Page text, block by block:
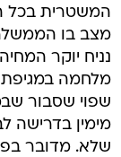
המשטרית בכל
מצב בו
נניח יוקר
מלחמה
שפוי שסבור
מימין בדרישה
שלא. מדובר